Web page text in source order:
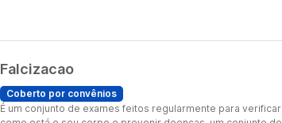
Falcizacao
Coberto por convênios
É um conjunto de exames feitos regularmente para verificar